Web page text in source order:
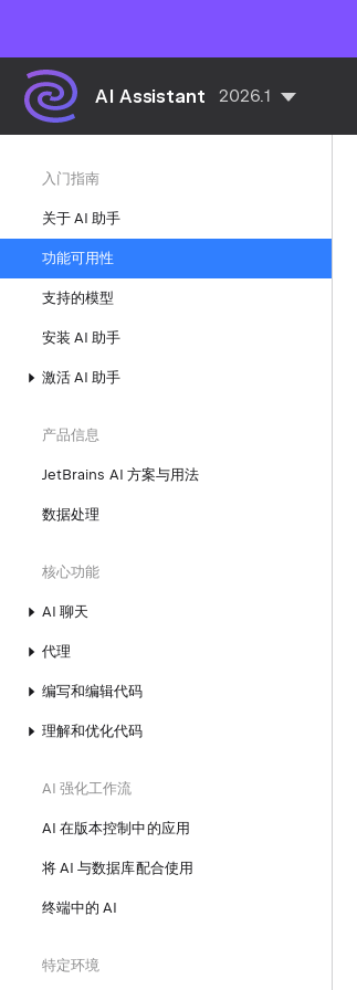
AI Assistant 2026.1
入门指南
关于 AI 助手
功能可用性
支持的模型
安装 AI 助手
激活 AI 助手
产品信息
JetBrains AI 方案与用法
数据处理
核心功能
AI 聊天
代理
编写和编辑代码
理解和优化代码
AI 强化工作流
AI 在版本控制中的应用
将 AI 与数据库配合使用
终端中的 AI
特定环境